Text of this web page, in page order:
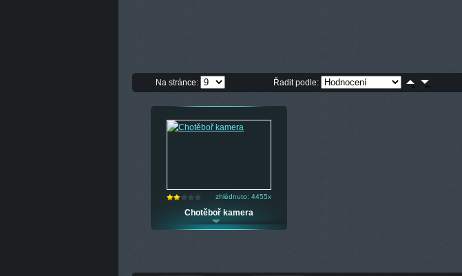
Na stránce: Řadit podle:
zhlédnuto: 4455x
Chotěboř kamera